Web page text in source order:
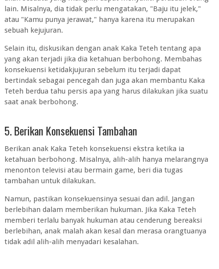
lain. Misalnya, dia tidak perlu mengatakan, "Baju itu jelek,"
atau "Kamu punya jerawat," hanya karena itu merupakan
sebuah kejujuran.
Selain itu, diskusikan dengan anak Kaka Teteh tentang apa
yang akan terjadi jika dia ketahuan berbohong. Membahas
konsekuensi ketidakjujuran sebelum itu terjadi dapat
bertindak sebagai pencegah dan juga akan membantu Kaka
Teteh berdua tahu persis apa yang harus dilakukan jika suatu
saat anak berbohong.
5. Berikan Konsekuensi Tambahan
Berikan anak Kaka Teteh konsekuensi ekstra ketika ia
ketahuan berbohong. Misalnya, alih-alih hanya melarangnya
menonton televisi atau bermain game, beri dia tugas
tambahan untuk dilakukan.
Namun, pastikan konsekuensinya sesuai dan adil. Jangan
berlebihan dalam memberikan hukuman. Jika Kaka Teteh
memberi terlalu banyak hukuman atau cenderung bereaksi
berlebihan, anak malah akan kesal dan merasa orangtuanya
tidak adil alih-alih menyadari kesalahan.